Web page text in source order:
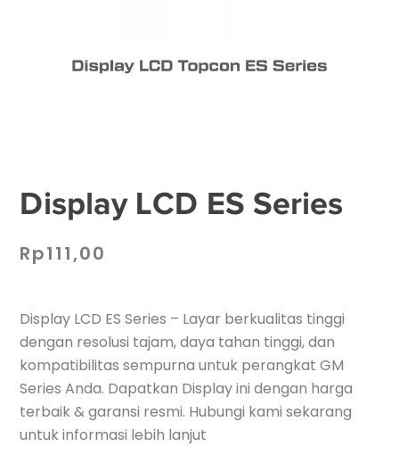
Display LCD ES Series
Rp111,00
Display LCD ES Series – Layar berkualitas tinggi
dengan resolusi tajam, daya tahan tinggi, dan
kompatibilitas sempurna untuk perangkat GM
Series Anda. Dapatkan Display ini dengan harga
terbaik & garansi resmi. Hubungi kami sekarang
untuk informasi lebih lanjut